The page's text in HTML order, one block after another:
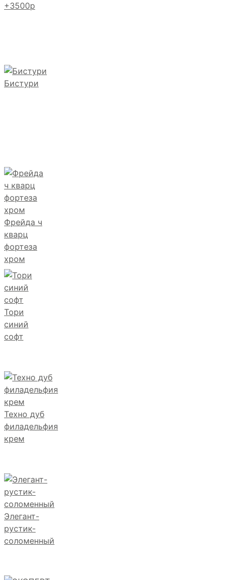
+3500р
Бистури
Фрейда ч
кварц
фортеза
хром
Тори
синий
софт
Техно дуб
филадельфия
крем
Элегант-
рустик-
соломенный